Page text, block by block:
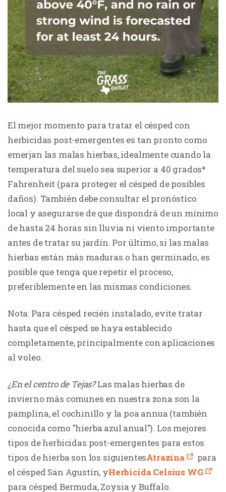
El mejor momento para tratar el césped con
herbicidas post-emergentes es tan pronto como
emerjan las malas hierbas, idealmente cuando la
temperatura del suelo sea superior a 40 grados*
Fahrenheit (para proteger el césped de posibles
daños). También debe consultar el pronóstico
local y asegurarse de que dispondrá de un mínimo
de hasta 24 horas sin lluvia ni viento importante
antes de tratar su jardín. Por último, si las malas
hierbas están más maduras o han germinado, es
posible que tenga que repetir el proceso,
preferiblemente en las mismas condiciones.
Nota: Para césped recién instalado, evite tratar
hasta que el césped se haya establecido
completamente, principalmente con aplicaciones
al voleo.
¿En el centro de Tejas?Las malas hierbas de
invierno más comunes en nuestra zona son la
pamplina, el cochinillo y la poa annua (también
conocida como "hierba azul anual"). Los mejores
tipos de herbicidas post-emergentes para estos
tipos de hierba son los siguientesAtrazina
para
el césped San Agustín, yHerbicida Celsius WG
para césped Bermuda, Zoysia y Buffalo.